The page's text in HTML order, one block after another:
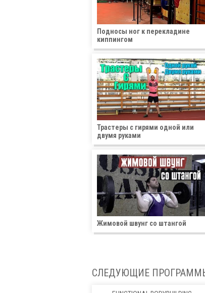
Подносы ног к перекладине
киппингом
Трастеры с гирями одной или
двумя руками
Жимовой швунг со штангой
СЛЕДУЮЩИЕ